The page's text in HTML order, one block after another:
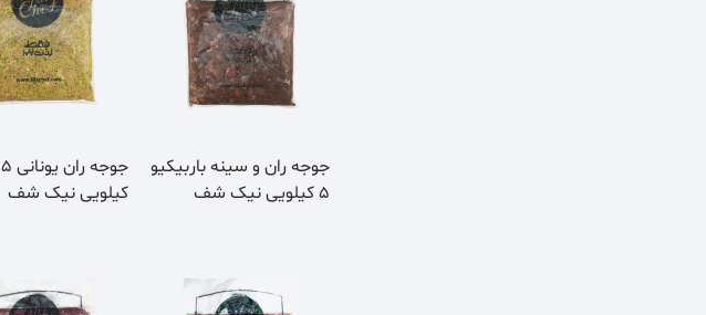
جوجه ران و سینه باربیکیو
5 کیلویی نیک شف
جوجه ران یونانی 5
کیلویی نیک شف